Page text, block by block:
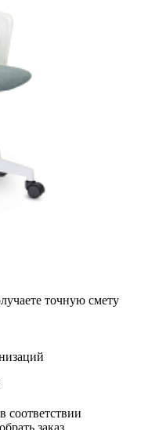
точную смету
соответствии
заказ